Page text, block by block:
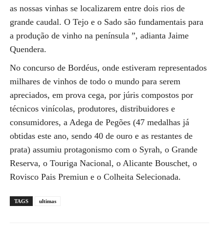
as nossas vinhas se localizarem entre dois rios de
grande caudal. O Tejo e o Sado são fundamentais para
a produção de vinho na península ”, adianta Jaime
Quendera.
No concurso de Bordéus, onde estiveram representados
milhares de vinhos de todo o mundo para serem
apreciados, em prova cega, por júris compostos por
técnicos vinícolas, produtores, distribuidores e
consumidores, a Adega de Pegões (47 medalhas já
obtidas este ano, sendo 40 de ouro e as restantes de
prata) assumiu protagonismo com o Syrah, o Grande
Reserva, o Touriga Nacional, o Alicante Bouschet, o
Rovisco Pais Premiun e o Colheita Selecionada.
TAGS ultimas